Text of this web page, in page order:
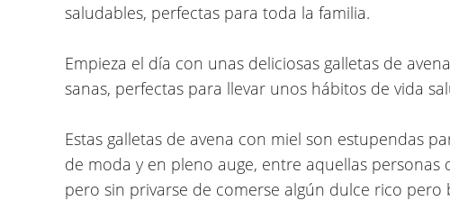
saludables, perfectas para toda la familia.
Empieza el día con unas deliciosas galletas de
sanas, perfectas para llevar unos hábitos de vida
Estas galletas de avena con miel son estupendas
de moda y en pleno auge, entre aquellas
pero sin privarse de comerse algún dulce rico pero